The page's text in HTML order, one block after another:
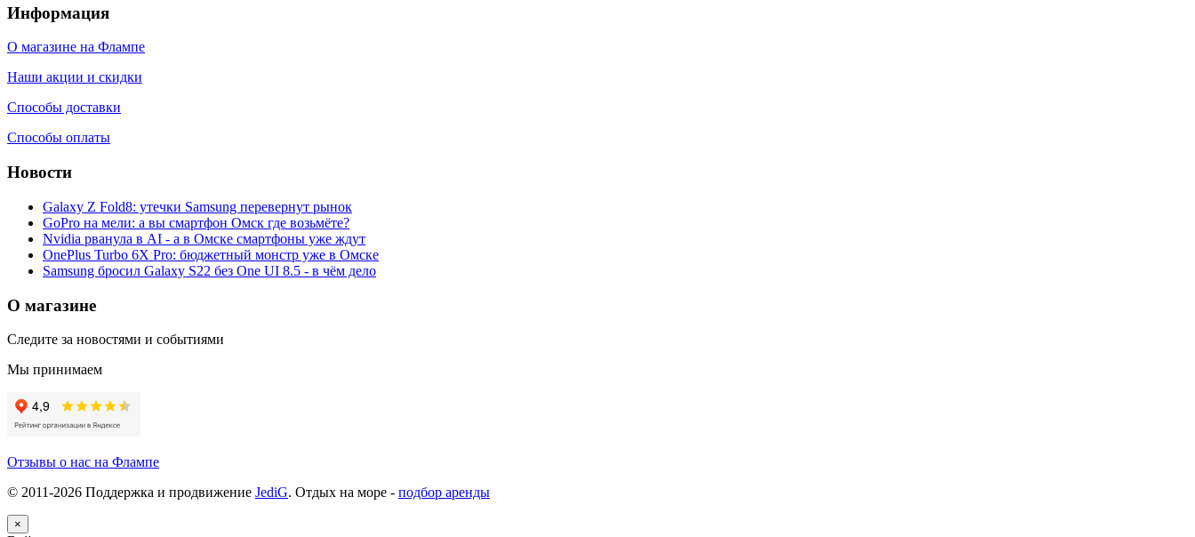
Информация
О магазине на Флампе
Наши акции и скидки
Способы доставки
Способы оплаты
Новости
Galaxy Z Fold8: утечки Samsung перевернут рынок
GoPro на мели: а вы смартфон Омск где возьмёте?
Nvidia рванула в AI - а в Омске смартфоны уже ждут
OnePlus Turbo 6X Pro: бюджетный монстр уже в Омске
Samsung бросил Galaxy S22 без One UI 8.5 - в чём дело
О магазине
Следите за новостями и событиями
Мы принимаем
Отзывы о нас на Флампе
© 2011-2026 Поддержка и продвижение JediG. Отдых на море - подбор аренды
×